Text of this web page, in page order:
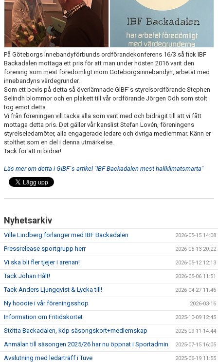
KALENDER
MATCHER
DOKUMENT
KLUBBSHOPEN
BILDGALLERI
På Göteborgs Innebandyförbunds ordförandekonferens 16/3 så fick IBF
Backadalen mottaga ett pris för att man under hösten 2016 varit den
förening som mest föredömligt inom Göteborgsinnebandyn, arbetat med
innebandyns värdegrunder.
Som ett bevis på detta så överlämnade GIBF´s styrelsordförande Stephen
Selindh blommor och en plakett till vår ordförande Jörgen Odh som stolt
tog emot detta.
Vi från föreningen vill tacka alla som varit med och bidragit till att vi fått
mottaga detta pris. Det gäller vår kanslist Stefan Lovén, föreningens
styrelseledamöter, alla engagerade ledare och övriga medlemmar. Känn er
stolthet som en del i denna utmärkelse.
Tack för att ni bidrar!
Läs mer om detta i GIBF´s artikel "IBF Backadalen mest hallklimatsmarta"
Nyhetsarkiv
Ville Lindberg förlänger med IBF Backadalen 2026-05-15 14:08
Pressrelease sportgrupp herr 2026-05-13 20:22
Vi ska bli fler tjejer i arenan! 2026-05-12 12:13
Tack Johan Hålt! 2026-05-06 11:51
Tack Anders Ljungqvist & Lycka till! 2026-04-27 11:46
Ny hoodie i vår föreningsshop 2026-03-16
Information om Fritidskortet 2025-10-09 12:45
Stötta Backadalen, köp säsongskort+medlemskap 2025-09-11 14:44
Anmälan till säsongen 2025/26 har nu öppnat i Sportadmin 2025-07-15 16:05
Avslutning med ledarträff i Tuve 2025-06-19 11:55